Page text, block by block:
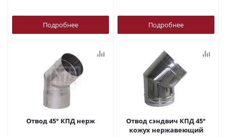
Подробнее Подробнее
Отвод 45° КПД нерж
Отвод сэндвич КПД 45°
кожух нержавеющий